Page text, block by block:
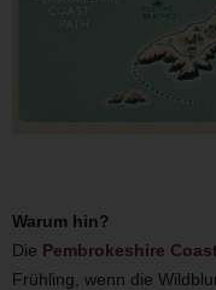
Warum hin?
Die Pembrokeshire
Frühling, wenn die